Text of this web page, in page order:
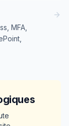
MFA,